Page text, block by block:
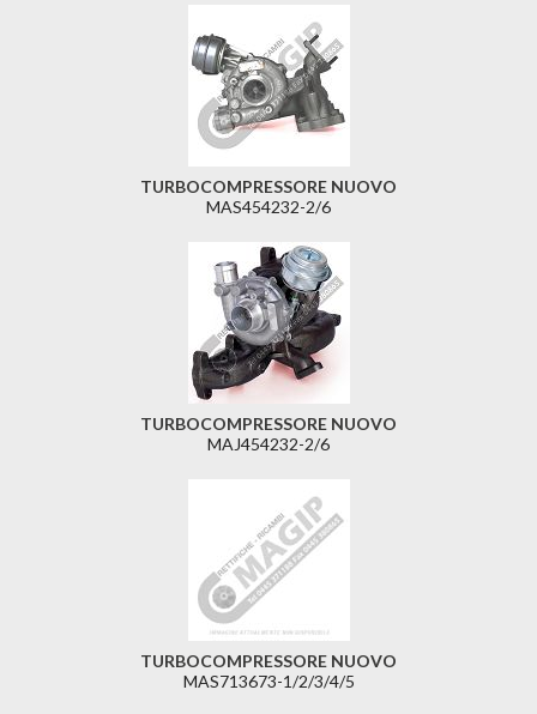
TURBOCOMPRESSORE NUOVO
MAS454232-2/6
TURBOCOMPRESSORE NUOVO
MAJ454232-2/6
TURBOCOMPRESSORE NUOVO
MAS713673-1/2/3/4/5